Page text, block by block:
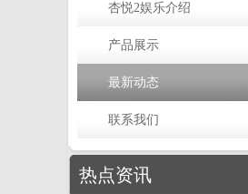
杏悦2娱乐介绍
产品展示
最新动态
联系我们
热点资讯